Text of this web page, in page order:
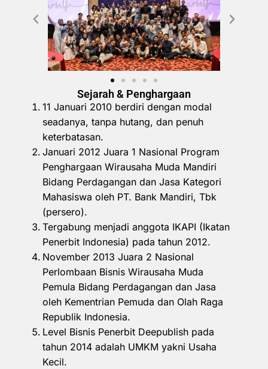
Sejarah & Penghargaan
11 Januari 2010 berdiri dengan modal
seadanya, tanpa hutang, dan penuh
keterbatasan.
Januari 2012 Juara 1 Nasional Program
Penghargaan Wirausaha Muda Mandiri
Bidang Perdagangan dan Jasa Kategori
Mahasiswa oleh PT. Bank Mandiri, Tbk
(persero).
Tergabung menjadi anggota IKAPI (Ikatan
Penerbit Indonesia) pada tahun 2012.
November 2013 Juara 2 Nasional
Perlombaan Bisnis Wirausaha Muda
Pemula Bidang Perdagangan dan Jasa
oleh Kementrian Pemuda dan Olah Raga
Republik Indonesia.
Level Bisnis Penerbit Deepublish pada
tahun 2014 adalah UMKM yakni Usaha
Kecil.